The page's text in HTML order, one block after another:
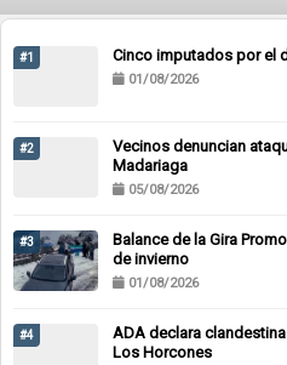
#1 Cinco imputados por el
01/08/2026
#2
Vecinos denuncian
Madariaga
05/08/2026
#3
Balance de la Gira
de invierno
01/08/2026
#4
ADA declara
Los Horcones